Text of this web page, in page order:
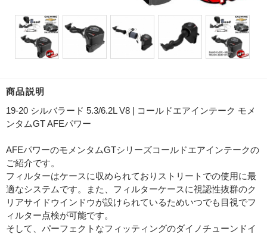
商品説明
19-20 シルバラード 5.3/6.2L V8 | コールドエアインテーク モメ
ンタムGT AFEパワー
AFEパワーのモメンタムGTシリーズコールドエアインテークの
ご紹介です。
フィルターはケースに収められておりストリートでの使用に最
適なシステムです。また、フィルターケースに視認性抜群のク
リアサイドウインドウが設けられているためいつでも目視でフ
ィルター点検が可能です。
そして、パーフェクトなフィッティングのダイノチューンドイ